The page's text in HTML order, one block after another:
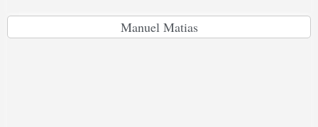
Manuel Matias